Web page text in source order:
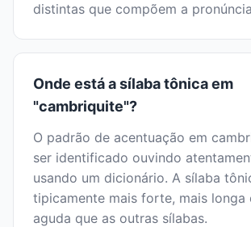
distintas que compõem a
Onde está a sílaba tônica em
"cambriquite"?
O padrão de acentuação em
ser identificado ouvindo
usando um dicionário. A sílaba
tipicamente mais forte, mais longa
aguda que as outras sílabas.